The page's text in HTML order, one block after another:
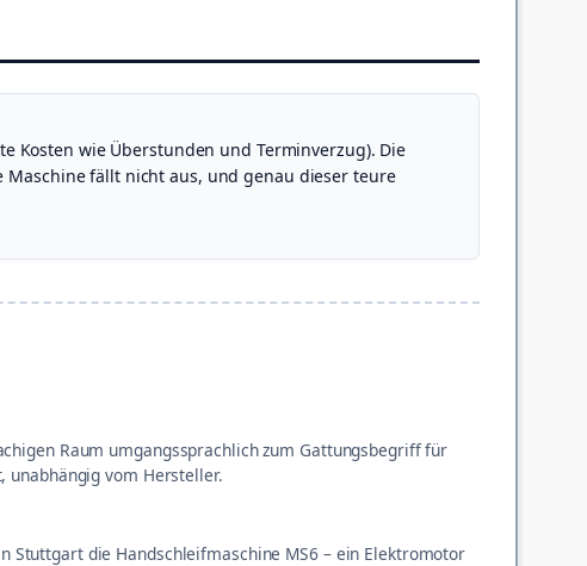
Kosten wie Überstunden und Terminverzug). Die
Maschine fällt nicht aus, und genau dieser teure
Raum umgangssprachlich zum Gattungsbegriff für
unabhängig vom Hersteller.
Stuttgart die Handschleifmaschine MS6 – ein Elektromotor